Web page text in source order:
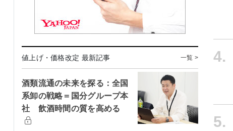
値上げ・価格改定 最新記事 一覧 >
酒類流通の未来を探る：全国
系卸の戦略＝国分グループ本
社 飲酒時間の質を高める
4.
5.